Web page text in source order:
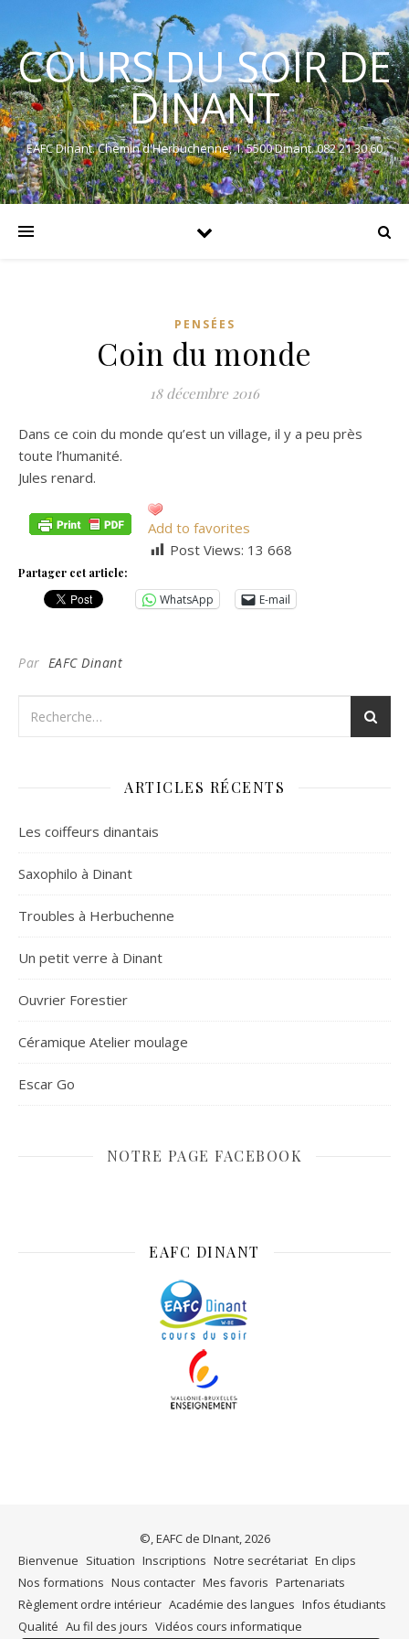
COURS DU SOIR DE
DINANT
EAFC Dinant. Chemin d'Herbuchenne, 1. 5500 Dinant. 082 21 30 60
PENSÉES
Coin du monde
18 décembre 2016
Dans ce coin du monde qu’est un village, il y a peu près
toute l’humanité.
Jules renard.
Add to favorites
Post Views: 13 668
Partager cet article:
WhatsApp E-mail
Par EAFC Dinant
ARTICLES RÉCENTS
Les coiffeurs dinantais
Saxophilo à Dinant
Troubles à Herbuchenne
Un petit verre à Dinant
Ouvrier Forestier
Céramique Atelier moulage
Escar Go
NOTRE PAGE FACEBOOK
EAFC DINANT
©, EAFC de DInant, 2026
Bienvenue Situation Inscriptions Notre secrétariat En clips
Nos formations Nous contacter Mes favoris Partenariats
Règlement ordre intérieur Académie des langues Infos étudiants
Qualité Au fil des jours Vidéos cours informatique